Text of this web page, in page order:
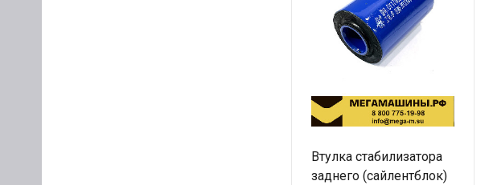
Втулка стабилизатора
заднего (сайлентблок)